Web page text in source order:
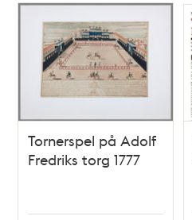
Tornerspel på Adolf
Fredriks torg 1777